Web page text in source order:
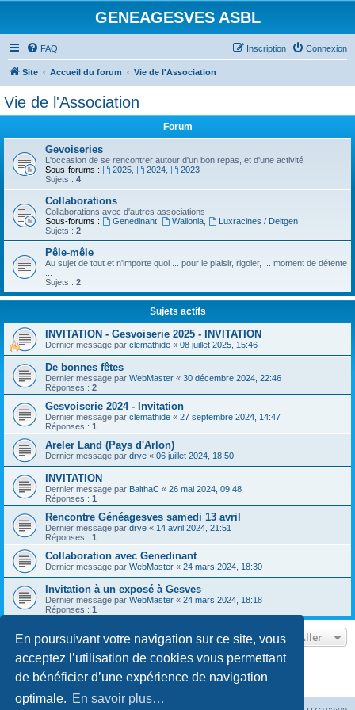
En poursuivant votre navigation sur ce site, vous
acceptez l’utilisation de cookies vous permettant
de bénéficier d’une expérience de navigation
optimale. En savoir plus…
GENEAGESVES ASBL
FAQ Connexion
Inscription
Site Accueil du forum Vie de l'Association
Vie de l'Association
Forum
Gevoiseries
L'occasion de se rencontrer autour d'un bon repas, et d'une activité
Sous-forums :
2025, 2024,
2023
Sujets : 4
Collaborations
Collaborations avec d'autres associations
Sous-forums :
Genedinant, Wallonia,
Luxracines / Deltgen
Sujets : 2
Pêle-mêle
Au sujet de tout et n'importe quoi ... pour le plaisir, rigoler, ... moment de détente
Sujets : 2
Sujets actifs
INVITATION - Gesvoiserie 2025 - INVITATION
Dernier message par clemathide « 08 juillet 2025, 15:46
De bonnes fêtes
Dernier message par WebMaster « 30 décembre 2024, 22:46
Réponses : 2
Gesvoiserie 2024 - Invitation
Dernier message par clemathide « 27 septembre 2024, 14:47
Réponses : 1
Areler Land (Pays d'Arlon)
Dernier message par drye « 06 juillet 2024, 18:50
INVITATION
Dernier message par BalthaC « 26 mai 2024, 09:48
Réponses : 1
Rencontre Généagesves samedi 13 avril
Dernier message par drye « 14 avril 2024, 21:51
Réponses : 1
Collaboration avec Genedinant
Dernier message par WebMaster « 24 mars 2024, 18:30
Invitation à un exposé à Gesves
Dernier message par WebMaster « 24 mars 2024, 18:18
Réponses : 1
Aller
QUI EST EN LIGNE ?
Utilisateurs parcourant ce forum : Aucun utilisateur inscrit et 1 invité